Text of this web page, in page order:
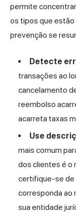
permite
os tipos que
prevenção se
Detecte
transações ao
cancelamento
reembolso
acarreta taxas
Use
mais comum
dos clientes é o
certifique-se de
corresponda ao
sua entidade